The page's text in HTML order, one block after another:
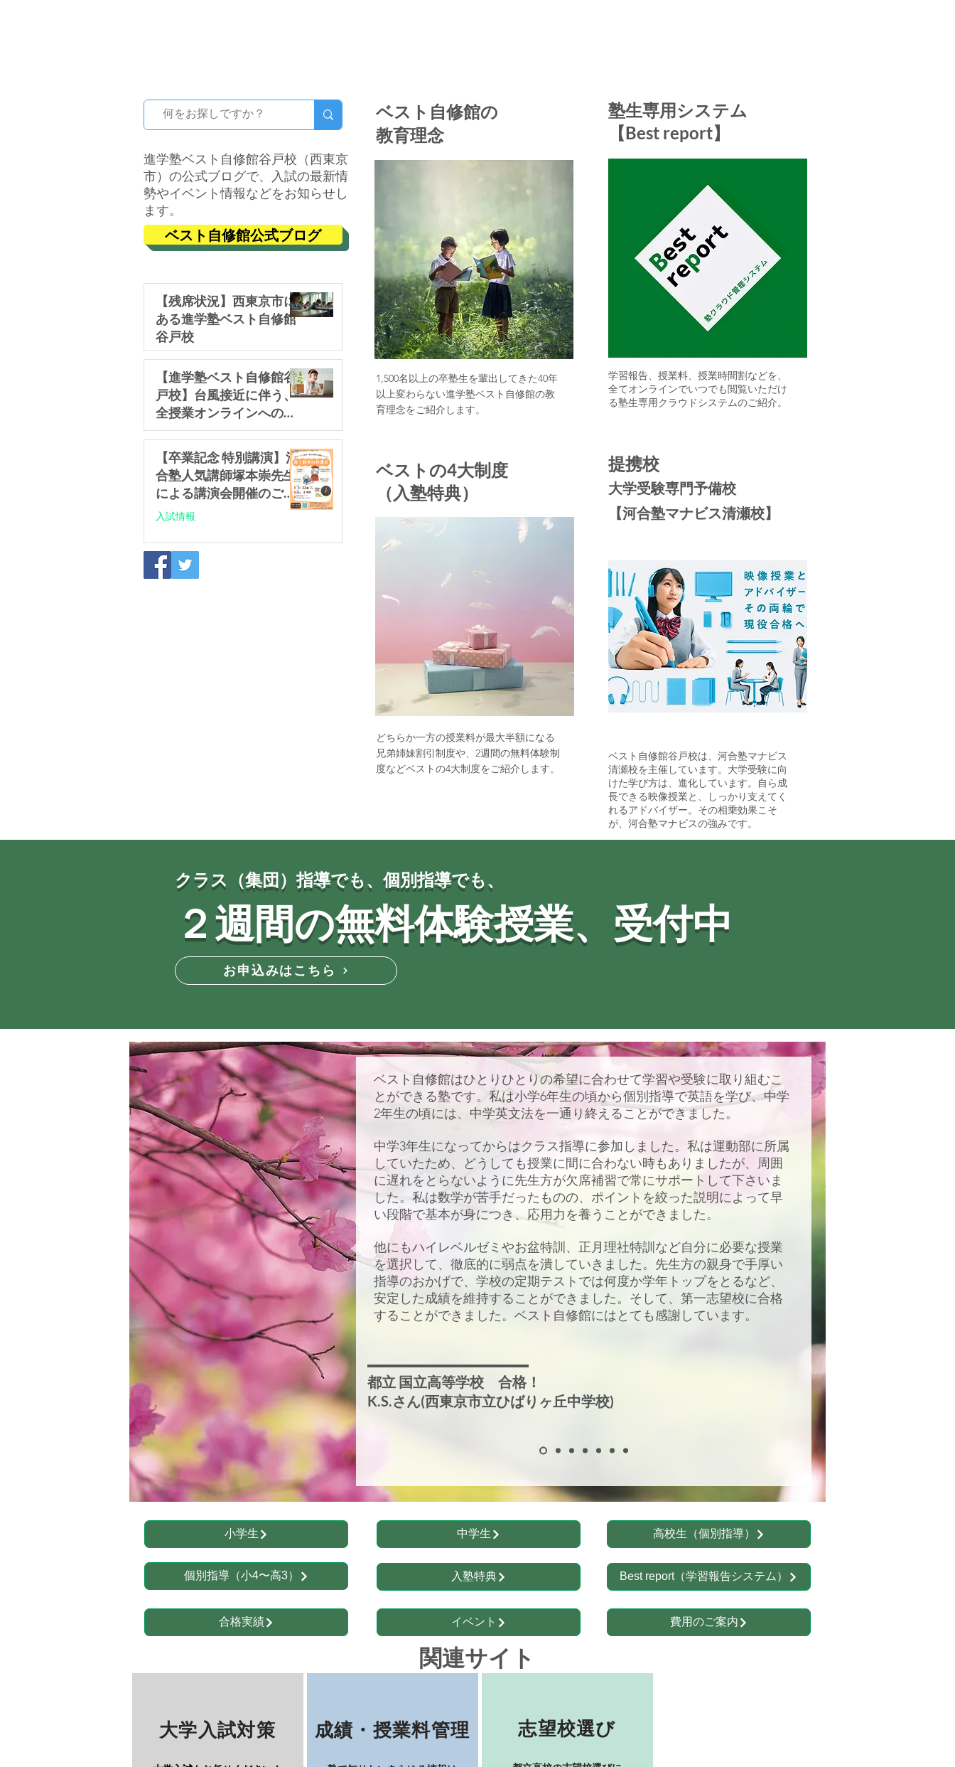
​進学塾ベスト自修館谷戸校（西東京
市）の公式ブログで、入試の最新情
勢やイベント情報などをお知らせし
ます。
ベスト自修館公式ブログ
【残席状況】西東京市に
ある進学塾ベスト自修館
谷戸校
塾の様子
【進学塾ベスト自修館谷
戸校】台風接近に伴う、
全授業オンラインへの切
り替えについてのお知ら
せ【西東京市】
【卒業記念 特別講演】河
合塾人気講師塚本崇先生
による講演会開催のご案
内
入試情報
ベスト自修館の
教育理念
1,500名以上の卒塾生を輩出してきた40年
以上変わらない進学塾ベスト自修館の教
育理念をご紹介します。
ベストの4大制度
（入塾特典）
どちらか一方の授業料が最大半額になる
兄弟姉妹割引制度や、2週間の無料体験制
度などベストの4大制度をご紹介します。
塾生専用システム
【Best report】
学習報告、授業料、授業時間割などを、
全てオンラインでいつでも閲覧いただけ
る塾生専用クラウドシステムのご紹介。
提携校
大学受験専門予備校
【河合塾マナビス清瀬校】
ベスト自修館谷戸校は、河合塾マナビス
清瀬校を主催しています。大学受験に向
けた学び方は、進化しています。自ら成
長できる映像授業と、しっかり支えてく
れるアドバイザー。その相乗効果こそ
が、河合塾マナビスの強みです。
クラス（集団）指導でも、個別指導でも、
２週間の無料体験授業、受付中
お申込みはこちら
ベストの合格の
声
進学塾ベスト自修館谷戸校（西東京
市）は開校初年度の第一志望校全員合
格から始まり、開校以来、第一志望校
合格率が90％を常に超えています。
合格を勝ち取った、卒塾生たちの声の
一部をご紹介します。
ベスト自修館はひとりひとりの希望に合わせて学習や受験に取り組むこ
とができる塾です。私は小学6年生の頃から個別指導で英語を学び、中学
2年生の頃には、中学英文法を一通り終えることができました。
中学3年生になってからはクラス指導に参加しました。私は運動部に所属
していたため、どうしても授業に間に合わない時もありましたが、周囲
に遅れをとらないように先生方が欠席補習で常にサポートして下さいま
した。私は数学が苦手だったものの、ポイントを絞った説明によって早
い段階で基本が身につき、応用力を養うことができました。
他にもハイレベルゼミやお盆特訓、正月理社特訓など自分に必要な授業
を選択して、徹底的に弱点を潰していきました。先生方の親身で手厚い
指導のおかげで、学校の定期テストでは何度か学年トップをとるなど、
安定した成績を維持することができました。そして、第一志望校に合格
することができました。ベスト自修館にはとても感謝しています。
都立 国立高等学校 合格！
K.S.さん(​西東京市立ひばりヶ丘中学校)
小学生
個別指導（小4〜高3）
合格実績
中学生
入塾特典
イベント
高校生（個別指導）
Best report（学習報告システム）
費用のご案内
関連サイト
大学入試対策 ​成績・授業料管理 ​志望校選び